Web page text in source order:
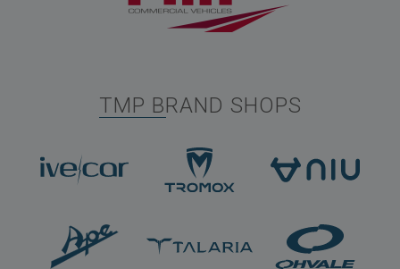
TMP BRAND SHOPS